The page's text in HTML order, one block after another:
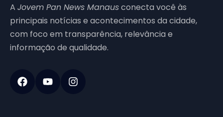
A Jovem Pan News Manausconecta você às
principais notícias e acontecimentos da cidade,
com foco em transparência, relevância e
informação de qualidade.